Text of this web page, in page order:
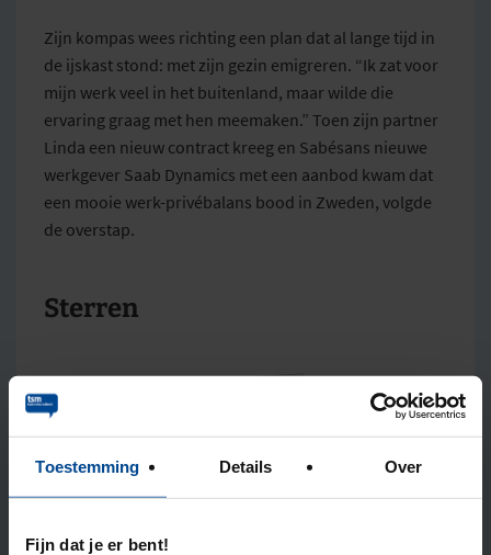
Toestemming Details Over
Fijn dat je er bent!
Zijn kompas wees richting een plan dat al lange tijd in
de ijskast stond: met zijn gezin emigreren. “Ik zat voor
mijn werk veel in het buitenland, maar wilde die
ervaring graag met hen meemaken.” Toen zijn partner
Linda een nieuw contract kreeg en Sabésans nieuwe
werkgever Saab Dynamics met een aanbod kwam dat
een mooie werk-privébalans bood in Zweden, volgde
de overstap.
Sterren